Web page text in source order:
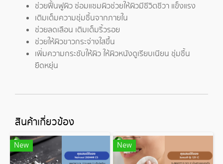
ช่วยฟื้นฟูผิว ซ่อมแซมผิวช่วยให้ผิวมีชีวิตชีวา แข็งแรง
เติมเต็มความชุ่มชื้นจากภายใน
ช่วยลดเลือน เติมเต็มริ้วรอย
ช่วยให้ผิวขาวกระจ่างใสขึ้น
เพิ่มความกระชับให้ผิว ให้ผิวหนังดูเรียบเนียน ชุ่มชื้น
ยืดหยุ่น
สินค้าเกี่ยวข้อง
New New